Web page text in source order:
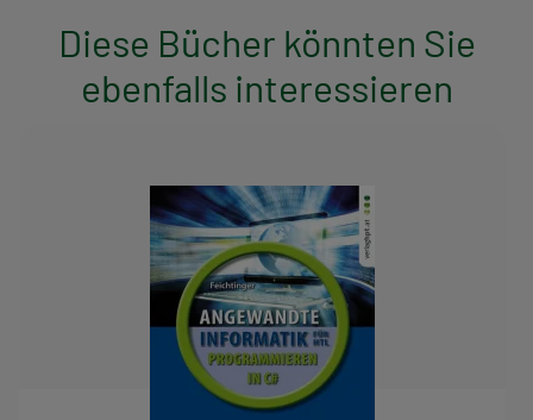
Diese Bücher könnten Sie
ebenfalls interessieren